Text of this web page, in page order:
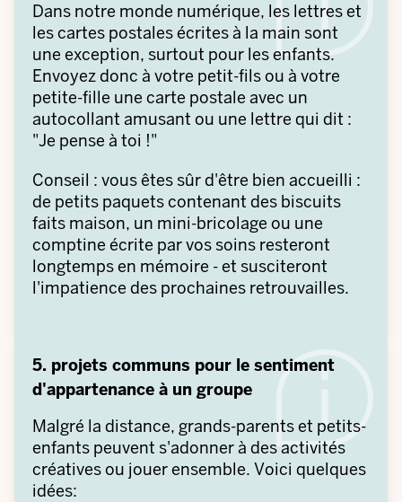
Dans notre monde numérique, les lettres et
les cartes postales écrites à la main sont
une exception, surtout pour les enfants.
Envoyez donc à votre petit-fils ou à votre
petite-fille une carte postale avec un
autocollant amusant ou une lettre qui dit :
"Je pense à toi !"
Conseil : vous êtes sûr d'être bien accueilli :
de petits paquets contenant des biscuits
faits maison, un mini-bricolage ou une
comptine écrite par vos soins resteront
longtemps en mémoire - et susciteront
l'impatience des prochaines retrouvailles.
5. projets communs pour le sentiment
d'appartenance à un groupe
Malgré la distance, grands-parents et petits-
enfants peuvent s'adonner à des activités
créatives ou jouer ensemble. Voici quelques
idées: